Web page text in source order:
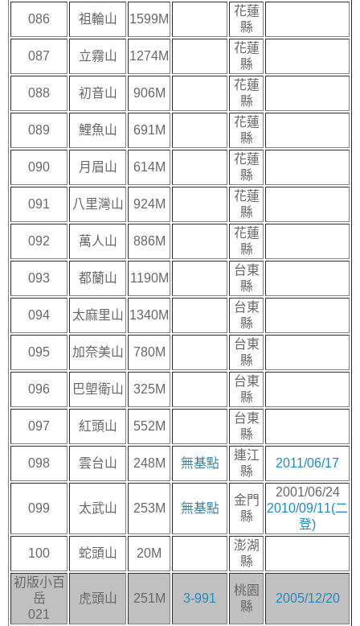
086 祖輪山 1599M
花蓮
縣
087 立霧山 1274M
花蓮
縣
088 初音山 906M
花蓮
縣
089 鯉魚山 691M
花蓮
縣
090 月眉山 614M
花蓮
縣
091 八里灣山 924M
花蓮
縣
092 萬人山 886M
花蓮
縣
093 都蘭山 1190M
台東
縣
094 太麻里山 1340M
台東
縣
095 加奈美山 780M
台東
縣
096 巴塱衛山 325M
台東
縣
097 紅頭山 552M
台東
縣
098 雲台山 248M 無基點
連江
縣
2011/06/17
099 太武山 253M 無基點
金門
縣
2001/06/24
2010/09/11(二
登)
100 蛇頭山 20M
澎湖
縣
初版小百
岳
021
虎頭山 251M 3-991
桃園
縣
2005/12/20